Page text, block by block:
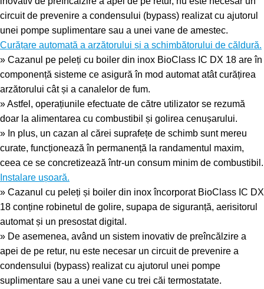
circuit de prevenire a condensului (bypass) realizat cu ajutorul
unei pompe suplimentare sau a unei vane de amestec.
Curățare automată a arzătorului și a schimbătorului de căldură.
» Cazanul pe peleți cu boiler din inox BioClass IC DX 18 are în
componență sisteme ce asigură în mod automat atât curățirea
arzătorului cât și a canalelor de fum.
» Astfel, operațiunile efectuate de către utilizator se rezumă
doar la alimentarea cu combustibil și golirea cenușarului.
» In plus, un cazan al cărei suprafețe de schimb sunt mereu
curate, funcționează în permanență la randamentul maxim,
ceea ce se concretizează într-un consum minim de combustibil.
Instalare ușoară.
» Cazanul cu peleți și boiler din inox încorporat BioClass IC DX
18 conține robinetul de golire, supapa de siguranță, aerisitorul
automat și un presostat digital.
» De asemenea, având un sistem inovativ de preîncălzire a
apei de pe retur, nu este necesar un circuit de prevenire a
condensului (bypass) realizat cu ajutorul unei pompe
suplimentare sau a unei vane cu trei căi termostatate.